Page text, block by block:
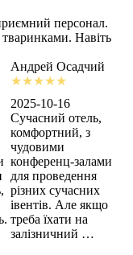
персонал.
Навіть
Андрей Осадчий
2025-10-16
Сучасний отель,
комфортний, з
чудовими
конференц-залами
для проведення
різних сучасних
івентів. Але якщо
треба їхати на
залізничний …